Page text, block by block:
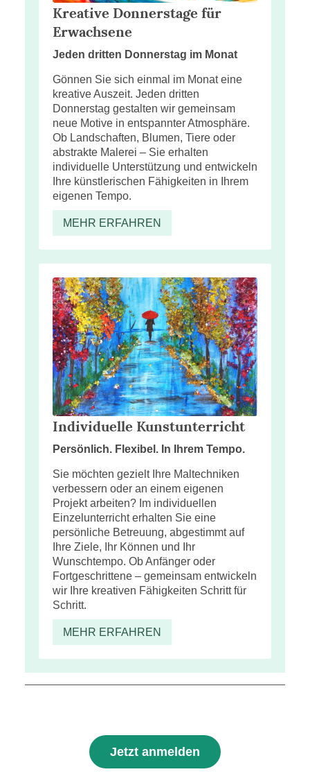
Kreative Donnerstage für
Erwachsene
Jeden dritten Donnerstag im Monat
Gönnen Sie sich einmal im Monat eine
kreative Auszeit. Jeden dritten
Donnerstag gestalten wir gemeinsam
neue Motive in entspannter Atmosphäre.
Ob Landschaften, Blumen, Tiere oder
abstrakte Malerei – Sie erhalten
individuelle Unterstützung und entwickeln
Ihre künstlerischen Fähigkeiten in Ihrem
eigenen Tempo.
MEHR ERFAHREN
Individuelle Kunstunterricht
Persönlich. Flexibel. In Ihrem Tempo.
Sie möchten gezielt Ihre Maltechniken
verbessern oder an einem eigenen
Projekt arbeiten? Im individuellen
Einzelunterricht erhalten Sie eine
persönliche Betreuung, abgestimmt auf
Ihre Ziele, Ihr Können und Ihr
Wunschtempo. Ob Anfänger oder
Fortgeschrittene – gemeinsam entwickeln
wir Ihre kreativen Fähigkeiten Schritt für
Schritt.
MEHR ERFAHREN
Jetzt anmelden